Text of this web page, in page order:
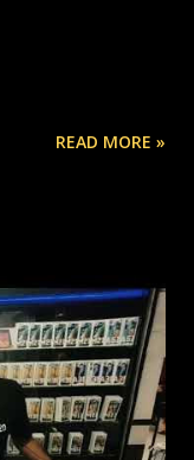
READ MORE »